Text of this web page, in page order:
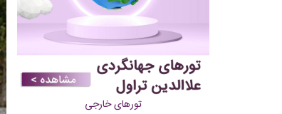
تورهای خارجی